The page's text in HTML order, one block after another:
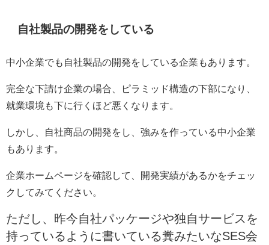
自社製品の開発をしている
中小企業でも自社製品の開発をしている企業もあります。
完全な下請け企業の場合、ピラミッド構造の下部になり、
就業環境も下に行くほど悪くなります。
しかし、自社商品の開発をし、強みを作っている中小企業
もあります。
企業ホームページを確認して、開発実績があるかをチェッ
クしてみてください。
ただし、昨今自社パッケージや独自サービスを
持っているように書いている糞みたいなSES会